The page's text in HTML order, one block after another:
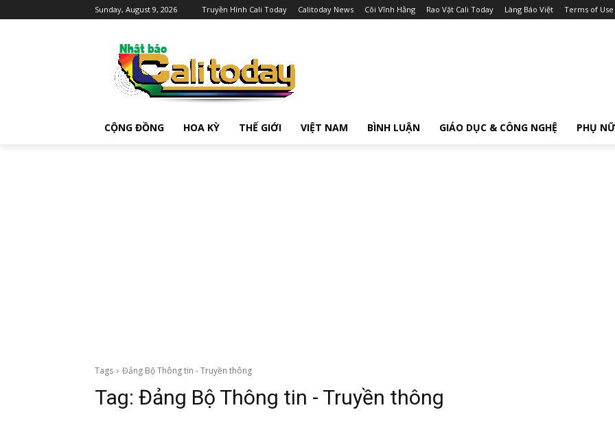
Sunday, August 9, 2026 Truyền Hình Cali Today Calitoday News Cõi Vĩnh Hằng Rao Vặt Cali Today Làng Báo Việt Terms of Use
CỘNG ĐỒNG HOA KỲ THẾ GIỚI VIỆT NAM BÌNH LUẬN GIÁO DỤC & CÔNG NGHỆ PHỤ NỮ
Tags Đảng Bộ Thông tin - Truyền thông
Tag: Đảng Bộ Thông tin - Truyền thông